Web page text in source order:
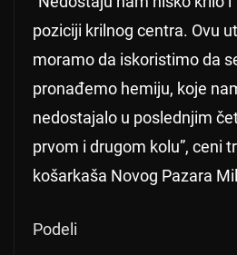
poziciji krilnog centra. Ovu
moramo da iskoristimo da
pronađemo hemiju, koje
nedostajalo u poslednjim
prvom i drugom kolu”, ceni
košarkaša Novog Pazara
Podeli